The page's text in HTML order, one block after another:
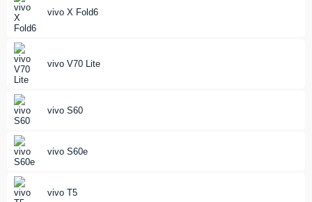
vivo X Fold6
vivo V70 Lite
vivo S60
vivo S60e
vivo T5